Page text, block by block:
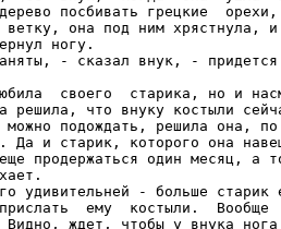
посбивать грецкие
ветку, она под ним хрястнула,
ногу.
- сказал внук, -
своего  старика, но и
решила, что внуку костыли
можно подождать, решила она,
Да и старик, которого она
продержаться один месяц, а
удивительней - больше старик
ему  костыли.
ждет, чтобы у внука нога